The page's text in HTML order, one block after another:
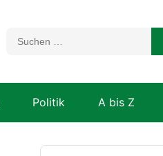
Politik A bis Z